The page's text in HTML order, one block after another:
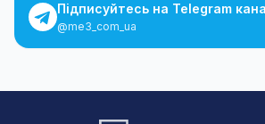
Підписуйтесь на Telegram
@me3_com_ua